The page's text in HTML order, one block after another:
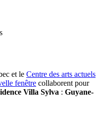
et le Centre des arts actuels
fenêtre collaborent pour
Villa Sylva : Guyane-